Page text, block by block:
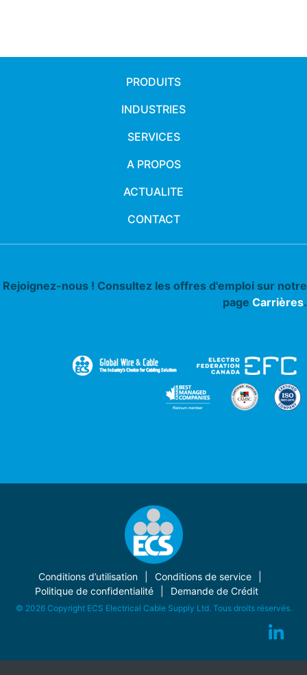
PRODUITS
INDUSTRIES
SERVICES
A PROPOS
ACTUALITE
CONTACT
Rejoignez-nous ! Consultez les offres d'emploi sur notre
page Carrières.
Conditions d’utilisation
Conditions de service
Politique de confidentialité
Demande de Crédit
© 2026 Copyright ECS Electrical Cable Supply Ltd. Tous droits réservés.